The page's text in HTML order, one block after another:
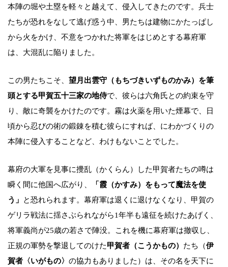
本陣の堀や土塁を軽々と越えて、侵入してきたのです。兵士
たちが恐れをなして逃げ惑う中、男たちは建物にかたっぱし
から火をかけ、不意をつかれた将軍をはじめとする幕府軍
は、大混乱に陥りました。
この男たちこそ、 望月出雲守（もちづきいずものかみ）を筆
頭とする甲賀五十三家の地侍で、彼らは六角氏との約束を守
り、敵に奇襲をかけたのです。霧は火薬を用いた煙幕で、日
頃から忍びの術の鍛錬を積む彼らにすれば、にわかづくりの
本陣に侵入することなど、わけもないことでした。
幕府の大軍を見事に攪乱（かくらん）した甲賀者たちの噂は
瞬く間に他国へ広がり、
「霞（かすみ）をもって魔法を使
う」
と恐れられます。幕府軍は退くに退けなくなり、甲賀の
ゲリラ戦法に揺さぶられながら1年半も遠征を続けたあげく、
将軍義尚が25歳の若さで陣没。これを機に幕府軍は撤収し、
正規の軍勢を撃退してのけた甲賀者（こうかもの） たち（伊
賀者〈いがもの〉 の協力もありました）は、その名を天下に